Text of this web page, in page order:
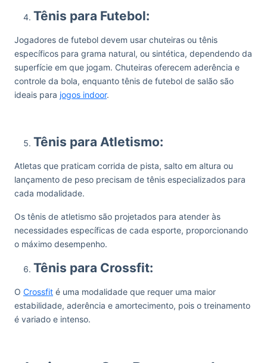
Tênis para Futebol:
Jogadores de futebol devem usar chuteiras ou tênis
específicos para grama natural, ou sintética, dependendo da
superfície em que jogam. Chuteiras oferecem aderência e
controle da bola, enquanto tênis de futebol de salão são
ideais para jogos indoor.
Tênis para Atletismo:
Atletas que praticam corrida de pista, salto em altura ou
lançamento de peso precisam de tênis especializados para
cada modalidade.
Os tênis de atletismo são projetados para atender às
necessidades específicas de cada esporte, proporcionando
o máximo desempenho.
Tênis para Crossfit:
O Crossfit é uma modalidade que requer uma maior
estabilidade, aderência e amortecimento, pois o treinamento
é variado e intenso.